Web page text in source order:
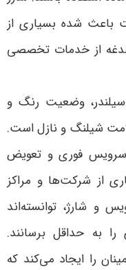
باعث شده بسیاری از
از خدمات تخصصی
وضعیت رنگ و
شیلنگ و نازل است.
فوری و تعویض
از شرکت‌ها و مراکز
و شارژ، توانسته‌اند
به حداقل برسانند.
را ایجاد می‌کند که